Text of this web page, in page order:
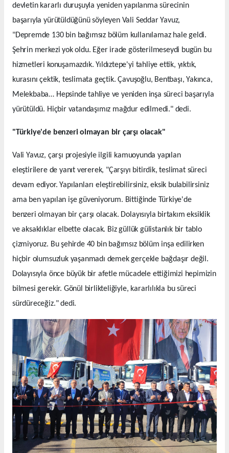
devletin kararlı duruşuyla yeniden yapılanma sürecinin
başarıyla yürütüldüğünü söyleyen Vali Seddar Yavuz,
"Depremde 130 bin bağımsız bölüm kullanılamaz hale geldi.
Şehrin merkezi yok oldu. Eğer irade gösterilmeseydi bugün bu
hizmetleri konuşamazdık. Yıldıztepe'yi tahliye ettik, yıktık,
kurasını çektik, teslimata geçtik. Çavuşoğlu, Bentbaşı, Yakınca,
Melekbaba… Hepsinde tahliye ve yeniden inşa süreci başarıyla
yürütüldü. Hiçbir vatandaşımız mağdur edilmedi." dedi.
"Türkiye'de benzeri olmayan bir çarşı olacak"
Vali Yavuz, çarşı projesiyle ilgili kamuoyunda yapılan
eleştirilere de yanıt vererek, "Çarşıyı bitirdik, teslimat süreci
devam ediyor. Yapılanları eleştirebilirsiniz, eksik bulabilirsiniz
ama ben yapılan işe güveniyorum. Bittiğinde Türkiye'de
benzeri olmayan bir çarşı olacak. Dolayısıyla birtakım eksiklik
ve aksaklıklar elbette olacak. Biz güllük gülistanlık bir tablo
çizmiyoruz. Bu şehirde 40 bin bağımsız bölüm inşa edilirken
hiçbir olumsuzluk yaşanmadı demek gerçekle bağdaşır değil.
Dolayısıyla önce büyük bir afetle mücadele ettiğimizi hepimizin
bilmesi gerekir. Gönül birlikteliğiyle, kararlılıkla bu süreci
sürdüreceğiz." dedi.